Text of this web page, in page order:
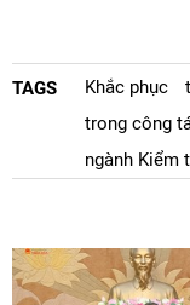
TAGS Khắc phục
trong công
ngành Kiểm